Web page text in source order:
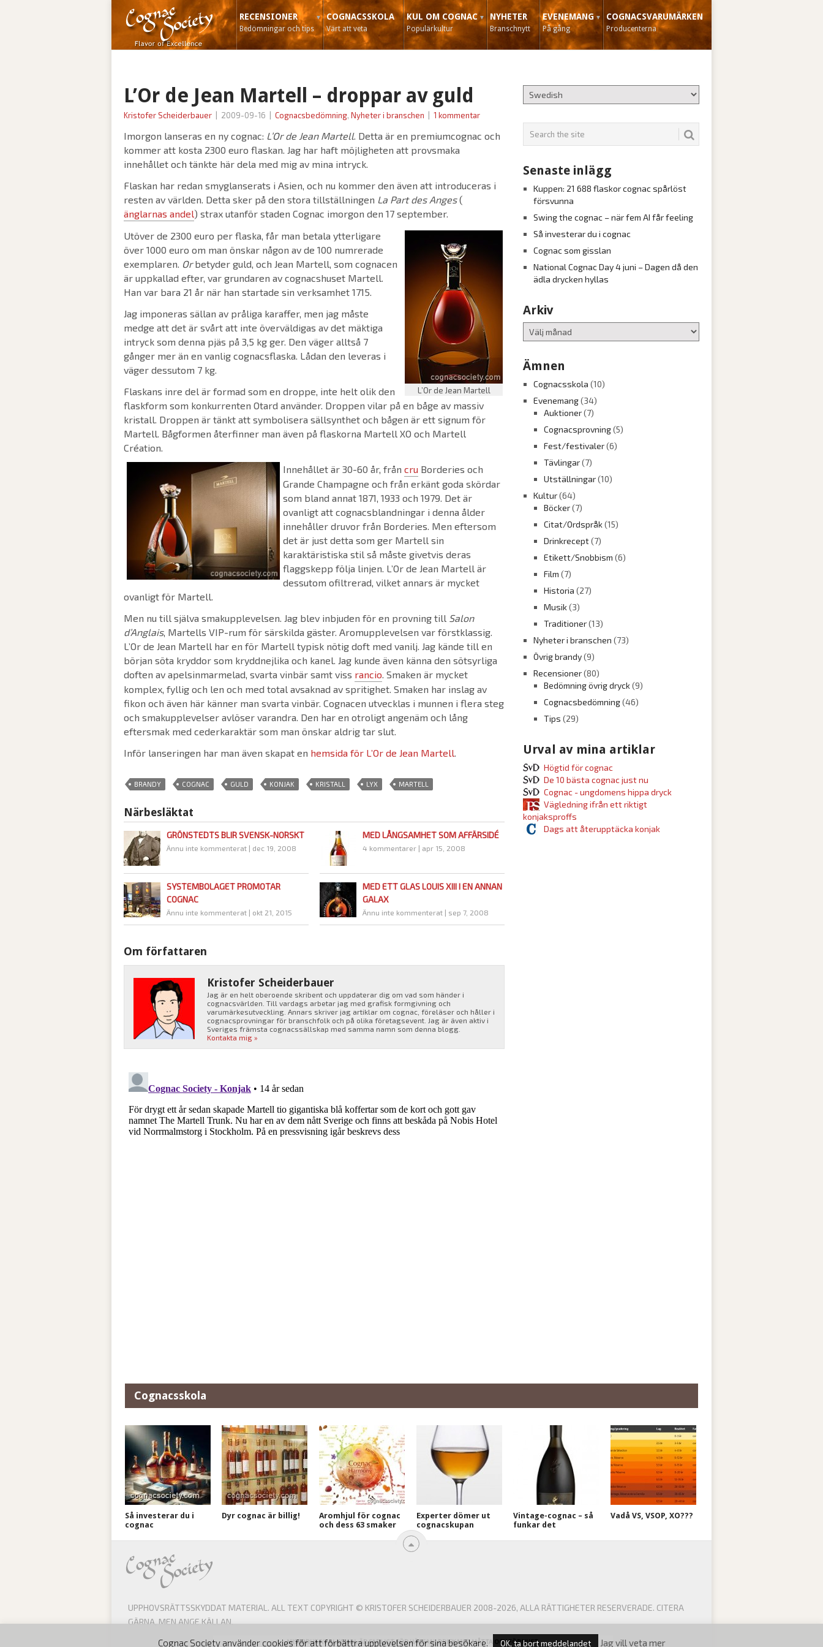
RECENSIONER
Bedömningar och tips
COGNACSSKOLA
Värt att veta
KUL OM COGNAC
Populärkultur
NYHETER
Branschnytt
EVENEMANG
På gång
COGNACSVARUMÄRKEN
Producenterna
L’Or de Jean Martell – droppar av guld
Kristofer Scheiderbauer 2009-09-16 Cognacsbedömning, Nyheter i branschen 1 kommentar
Imorgon lanseras en ny cognac: L’Or de Jean Martell. Detta är en premiumcognac och
kommer att kosta 2300 euro flaskan. Jag har haft möjligheten att provsmaka
innehållet och tänkte här dela med mig av mina intryck.
Flaskan har redan smyglanserats i Asien, och nu kommer den även att introduceras i
resten av världen. Detta sker på den stora tillställningen La Part des Anges(
änglarnas andel) strax utanför staden Cognac imorgon den 17 september.
L’Or de Jean Martell
Utöver de 2300 euro per flaska, får man betala ytterligare
över 1000 euro om man önskar någon av de 100 numrerade
exemplaren. Orbetyder guld, och Jean Martell, som cognacen
är uppkallad efter, var grundaren av cognacshuset Martell.
Han var bara 21 år när han startade sin verksamhet 1715.
Jag imponeras sällan av pråliga karaffer, men jag måste
medge att det är svårt att inte överväldigas av det mäktiga
intryck som denna pjäs på 3,5 kg ger. Den väger alltså 7
gånger mer än en vanlig cognacsflaska. Lådan den leveras i
väger dessutom 7 kg.
Flaskans inre del är formad som en droppe, inte helt olik den
flaskform som konkurrenten Otard använder. Droppen vilar på en båge av massiv
kristall. Droppen är tänkt att symbolisera sällsynthet och bågen är ett signum för
Martell. Bågformen återfinner man även på flaskorna Martell XO och Martell
Création.
Innehållet är 30-60 år, från cru Borderies och
Grande Champagne och från erkänt goda skördar
som bland annat 1871, 1933 och 1979. Det är
ovanligt att cognacsblandningar i denna ålder
innehåller druvor från Borderies. Men eftersom
det är just detta som ger Martell sin
karaktäristiska stil så måste givetvis deras
flaggskepp följa linjen. L’Or de Jean Martell är
dessutom ofiltrerad, vilket annars är mycket
ovanligt för Martell.
Men nu till själva smakupplevelsen. Jag blev inbjuden för en provning till Salon
d’Anglais, Martells VIP-rum för särskilda gäster. Aromupplevelsen var förstklassig.
L’Or de Jean Martell har en för Martell typisk nötig doft med vanilj. Jag kände till en
början söta kryddor som kryddnejlika och kanel. Jag kunde även känna den sötsyrliga
doften av apelsinmarmelad, svarta vinbär samt viss rancio. Smaken är mycket
komplex, fyllig och len och med total avsaknad av spritighet. Smaken har inslag av
fikon och även här känner man svarta vinbär. Cognacen utvecklas i munnen i flera steg
och smakupplevelser avlöser varandra. Den har en otroligt angenäm och lång
eftersmak med cederkaraktär som man önskar aldrig tar slut.
Inför lanseringen har man även skapat en hemsida för L’Or de Jean Martell.
BRANDY COGNAC GULD KONJAK KRISTALL LYX MARTELL
Närbesläktat
GRÖNSTEDTS BLIR SVENSK-NORSKT
Ännu inte kommenterat | dec 19, 2008
MED LÅNGSAMHET SOM AFFÄRSIDÉ
4 kommentarer | apr 15, 2008
SYSTEMBOLAGET PROMOTAR
COGNAC
Ännu inte kommenterat | okt 21, 2015
MED ETT GLAS LOUIS XIII I EN ANNAN
GALAX
Ännu inte kommenterat | sep 7, 2008
Om författaren
Kristofer Scheiderbauer
Jag är en helt oberoende skribent och uppdaterar dig om vad som händer i
cognacsvärlden. Till vardags arbetar jag med grafisk formgivning och
varumärkesutveckling. Annars skriver jag artiklar om cognac, föreläser och håller i
cognacsprovningar för branschfolk och på olika företagsevent. Jag är även aktiv i
Sveriges främsta cognacssällskap med samma namn som denna blogg.
Kontakta mig »
Senaste inlägg
Kuppen: 21 688 flaskor cognac spårlöst
försvunna
Swing the cognac – när fem AI får feeling
Så investerar du i cognac
Cognac som gisslan
National Cognac Day 4 juni – Dagen då den
ädla drycken hyllas
Arkiv
Arkiv
Ämnen
Cognacsskola (10)
Evenemang(34)
Auktioner(7)
Cognacsprovning(5)
Fest/festivaler(6)
Tävlingar(7)
Utställningar(10)
Kultur(64)
Böcker(7)
Citat/Ordspråk(15)
Drinkrecept(7)
Etikett/Snobbism (6)
Film (7)
Historia (27)
Musik(3)
Traditioner(13)
Nyheter i branschen (73)
Övrig brandy(9)
Recensioner(80)
Bedömning övrig dryck(9)
Cognacsbedömning(46)
Tips (29)
Urval av mina artiklar
Högtid för cognac
De 10 bästa cognac just nu
Cognac - ungdomens hippa dryck
Vägledning ifrån ett riktigt
konjaksproffs
Dags att återupptäcka konjak
Cognacsskola
Så investerar du i
cognac
Dyr cognac är billig!
Aromhjul för cognac
och dess 63 smaker
Experter dömer ut
cognacskupan
Vintage-cognac – så
funkar det
Vadå VS, VSOP, XO???
UPPHOVSRÄTTSSKYDDAT MATERIAL. ALL TEXT COPYRIGHT © KRISTOFER SCHEIDERBAUER 2008-2026, ALLA RÄTTIGHETER RESERVERADE. CITERA
GÄRNA, MEN ANGE KÄLLAN.
MISSBRUK AV ALKOHOL ÄR FARLIGT FÖR HÄLSAN, DRICK MED MÅTTA OCH FÖRNUFT.
Cognac Society använder cookies för att förbättra upplevelsen för sina besökare. OK, ta bort meddelandet Jag vill veta mer